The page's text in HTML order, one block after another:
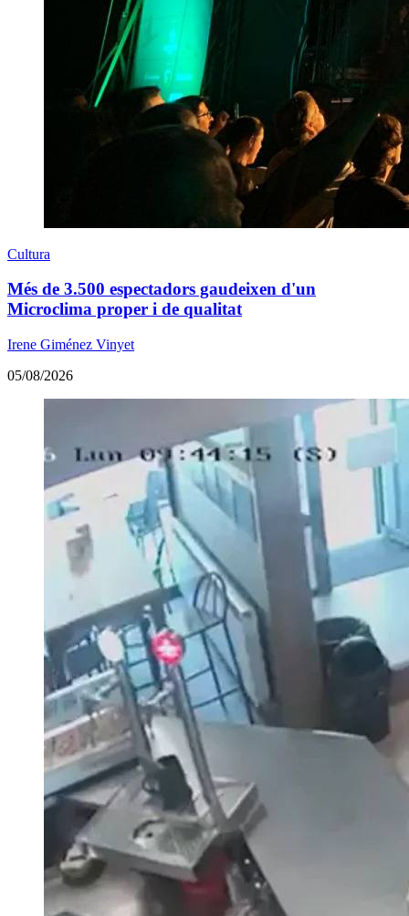
Cultura
Més de 3.500 espectadors gaudeixen d'un
Microclima proper i de qualitat
Irene Giménez Vinyet
05/08/2026